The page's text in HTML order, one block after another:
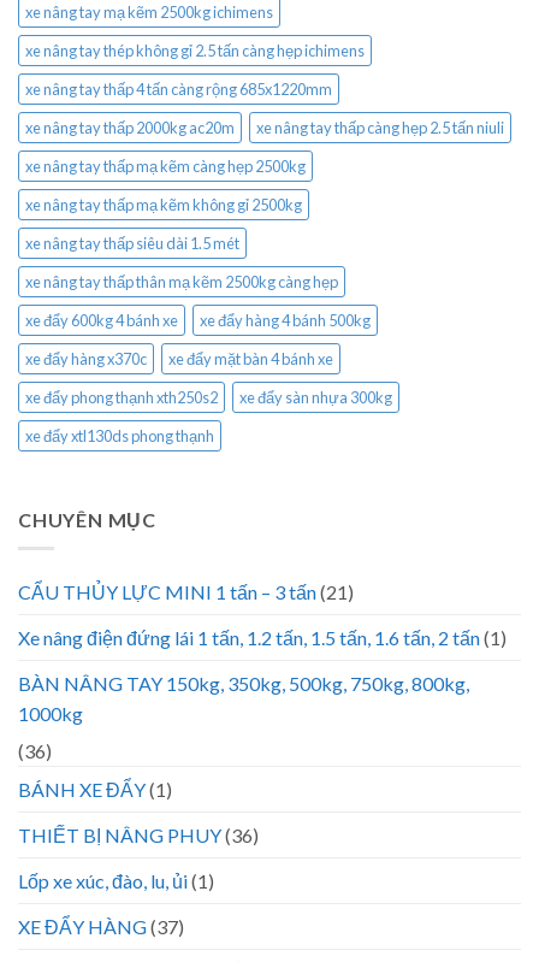
xe nâng tay mạ kẽm 2500kg ichimens
xe nâng tay thép không gỉ 2.5 tấn càng hẹp ichimens
xe nâng tay thấp 4 tấn càng rộng 685x1220mm
xe nâng tay thấp 2000kg ac20m
xe nâng tay thấp càng hẹp 2.5 tấn niuli
xe nâng tay thấp mạ kẽm càng hẹp 2500kg
xe nâng tay thấp mạ kẽm không gỉ 2500kg
xe nâng tay thấp siêu dài 1.5 mét
xe nâng tay thấp thân mạ kẽm 2500kg càng hẹp
xe đẩy 600kg 4 bánh xe
xe đẩy hàng 4 bánh 500kg
xe đẩy hàng x370c
xe đẩy mặt bàn 4 bánh xe
xe đẩy phong thạnh xth250s2
xe đẩy sàn nhựa 300kg
xe đẩy xtl130ds phong thạnh
CHUYÊN MỤC
CẨU THỦY LỰC MINI 1 tấn – 3 tấn(21)
Xe nâng điện đứng lái 1 tấn, 1.2 tấn, 1.5 tấn, 1.6 tấn, 2 tấn(1)
BÀN NÂNG TAY 150kg, 350kg, 500kg, 750kg, 800kg,
1000kg
(36)
BÁNH XE ĐẨY(1)
THIẾT BỊ NÂNG PHUY(36)
Lốp xe xúc, đào, lu, ủi(1)
XE ĐẨY HÀNG(37)